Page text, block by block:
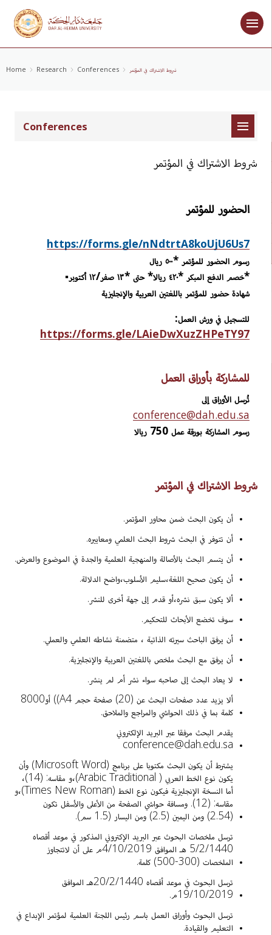
Home Research Conferences شروط الاشتراك في المؤتمر
Conferences
شروط الاشتراك في المؤتمر
الحضور للمؤتمر
https://forms.gle/nNdtrtA8koUjU6Us7
رسوم الحضور للمؤتمر *٥٠٠ ريال
▪
خصم الدفع المبكر *٤٢٠ ريالا* حتى *١٣ صفر/١٢ أكتوبر*
شهادة حضور للمؤتمر باللغتين العربية والإنجليزية
للتسجيل في ورش العمل:
https://forms.gle/LAieDwXuzZHPeTY97
للمشاركة بأوراق العمل
تُرسل الأوراق إلى
conference@dah.edu.sa
رسوم المشاركة بورقة عمل 750 ريالا
شروط الاشتراك في المؤتمر
أن يكون البحث ضمن محاور المؤتمر.
أن تتوفر في البحث شروط البحث العلمي ومعاييره.
أن يتسم البحث بالأصالة والمنهجية العلمية والجدة في الموضوع والعرض.
أن يكون صحيح اللغة،سليم الأسلوب،واضح الدلالة.
ألا يكون سبق نشره،أو قدم إلى جهة أخرى للنشر.
سوف تخضع الأبحاث للتحكيم.
أن يرفق الباحث سيرته الذاتية ، متضمنة نشاطه العلمي والعملي.
أن يرفق مع البحث ملخص باللغتين العربية والإنجليزية.
لا يعاد البحث إلى صاحبه سواء نشر أم لم ينشر.
ألا يزيد عدد صفحات البحث عن (20) صفحة حجم A4)) أو8000
كلمة بما في ذلك الحواشي والمراجع والملاحق.
يقدم البحث مرفقا عبر البريد الإلكتروني
conference@dah.edu.sa
يشترط أن يكون البحث مكتوبا على برنامج (Microsoft Word) وأن
يكون نوع الخط العربي ( Arabic Traditional)،و مقاسه: (14)،
أما النسخة الإنجليزية فيكون نوع الخط (Times New Roman)،و
مقاسه: (12). ومسافة حواشي الصفحة من الأعلى والأسفل تكون
(2.54) ومن اليمين (2.5) ومن اليسار (1.5 سم).
ترسل ملخصات البحوث عبر البريد الإكتروني المذكور في موعد أقصاه
5/2/1440 هـ الموافق 4/10/2019م على أن لاتتجاوز
الملخصات (300-500) كلمة.
ترسل البحوث في موعد أقصاه 20/2/1440هـ الموافق
19/10/2019م.
ترسل البحوث وأوراق العمل باسم رئيس اللجنة العلمية لمؤتمر الإبداع في
التعليم والقيادة.